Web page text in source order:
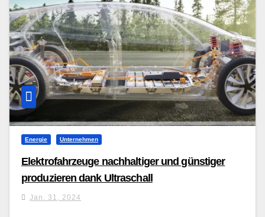
Energie Unternehmen
Elektrofahrzeuge nachhaltiger und günstiger
produzieren dank Ultraschall
Jan. 31, 2024